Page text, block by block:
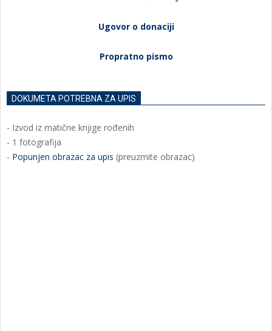
Ugovor o donaciji
Propratno pismo
DOKUMETA POTREBNA ZA UPIS
- Izvod iz matične knjige rođenih
- 1 fotografija
- Popunjen obrazac za upis (preuzmite obrazac)